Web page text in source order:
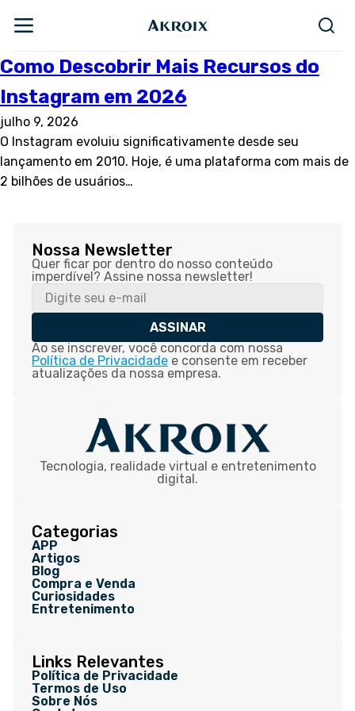
Como Descobrir Mais Recursos do
Instagram em 2026
julho 9, 2026
O Instagram evoluiu significativamente desde seu
lançamento em 2010. Hoje, é uma plataforma com mais de
2 bilhões de usuários…
Nossa Newsletter
Quer ficar por dentro do nosso conteúdo
imperdível? Assine nossa newsletter!
ASSINAR
Ao se inscrever, você concorda com nossa
Política de Privacidade e consente em receber
atualizações da nossa empresa.
Tecnologia, realidade virtual e entretenimento
digital.
Categorias
APP
Artigos
Blog
Compra e Venda
Curiosidades
Entretenimento
Links Relevantes
Política de Privacidade
Termos de Uso
Sobre Nós